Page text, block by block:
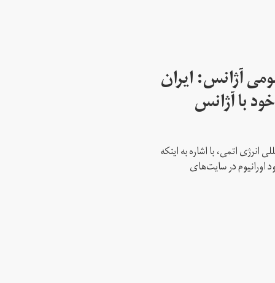
آژانس: ایران
با آژانس
انرژی اتمی، با اشاره به اینکه
اورانیوم در سایت‌های